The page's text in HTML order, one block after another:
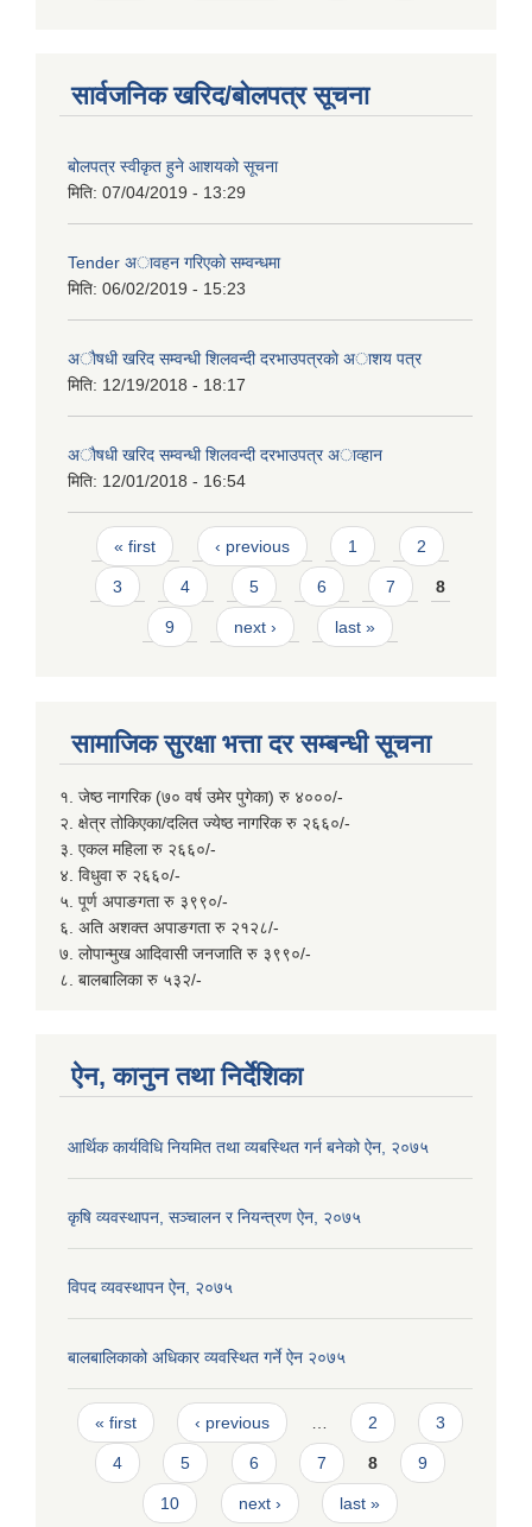
सार्वजनिक खरिद/बोलपत्र सूचना
बोलपत्र स्वीकृत हुने आशयको सूचना
मिति: 07/04/2019 - 13:29
Tender अावहन गरिएकाे सम्वन्धमा
मिति: 06/02/2019 - 15:23
अाैषधी खरिद सम्वन्धी शिलवन्दी दरभाउपत्रकाे अाशय पत्र
मिति: 12/19/2018 - 18:17
अाैषधी खरिद सम्वन्धी शिलवन्दी दरभाउपत्र अाव्हान
मिति: 12/01/2018 - 16:54
Pages
« first ‹ previous 1 2
3 4 5 6 7 8
9 next › last »
सामाजिक सुरक्षा भत्ता दर सम्बन्धी सूचना
१. जेष्ठ नागरिक (७० वर्ष उमेर पुगेका) रु ४०००/-
२. क्षेत्र तोकिएका/दलित ज्येष्ठ नागरिक रु २६६०/-
३. एकल महिला रु २६६०/-
४. विधुवा रु २६६०/-
५. पूर्ण अपाङगता रु ३९९०/-
६. अति अशक्त अपाङगता रु २१२८/-
७. लोपान्मुख आदिवासी जनजाति रु ३९९०/-
८. बालबालिका रु ५३२/-
ऐन, कानुन तथा निर्देशिका
आर्थिक कार्यविधि नियमित तथा व्यबस्थित गर्न बनेको ऐन, २०७५
कृषि व्यवस्थापन, सञ्चालन र नियन्त्रण ऐन, २०७५
विपद व्यवस्थापन ऐन, २०७५
बालबालिकाको अधिकार व्यवस्थित गर्ने ऐन २०७५
Pages
« first ‹ previous 2 3
4 5 6 7 8 9
10 next › last »